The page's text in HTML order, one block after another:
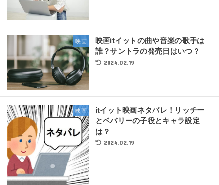
映画
映画itイットの曲や音楽の歌手は
誰？サントラの発売日はいつ？
2024.02.19
映画
itイット映画ネタバレ！リッチー
とベバリーの子役とキャラ設定
は？
2024.02.19